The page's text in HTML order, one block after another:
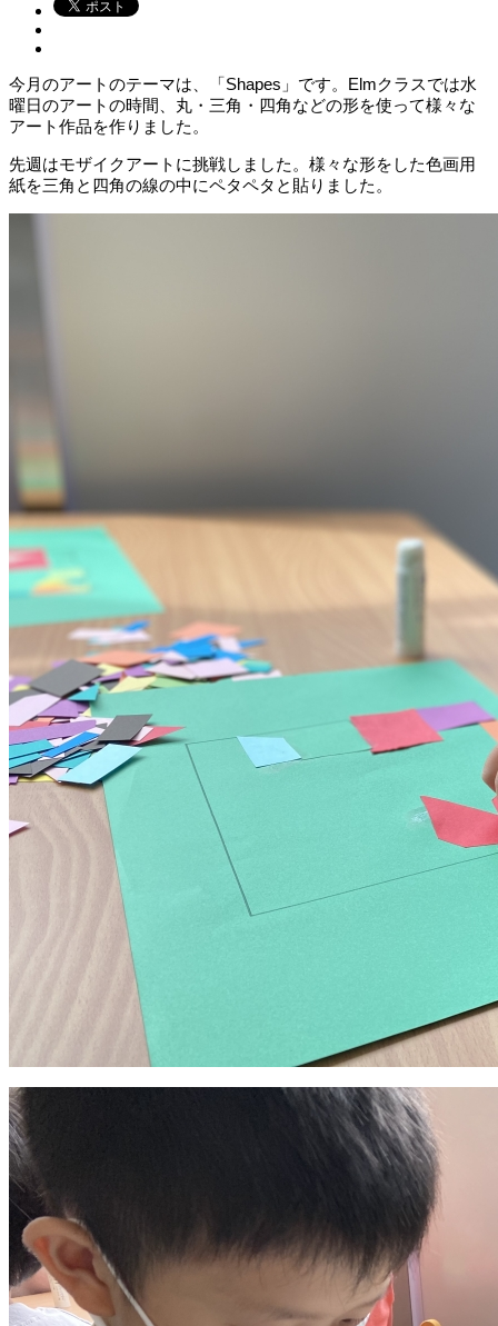
今月のアートのテーマは、「Shapes」です。Elmクラスでは水
曜日のアートの時間、丸・三角・四角などの形を使って様々な
アート作品を作りました。
先週はモザイクアートに挑戦しました。様々な形をした色画用
紙を三角と四角の線の中にペタペタと貼りました。